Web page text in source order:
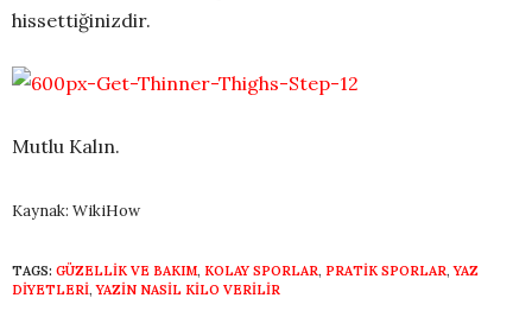
hissettiğinizdir.
Mutlu Kalın.
Kaynak: WikiHow
TAGS: GÜZELLIK VE BAKIM, KOLAY SPORLAR, PRATIK SPORLAR,YAZ
DIYETLERI,YAZIN NASIL KILO VERILIR